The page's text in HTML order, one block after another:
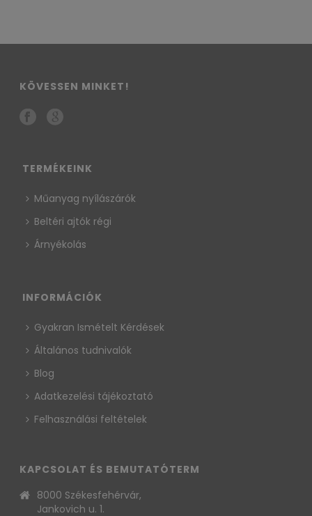
KÖVESSEN MINKET!
TERMÉKEINK
Műanyag nyílászárók
Beltéri ajtók régi
Árnyékolás
INFORMÁCIÓK
Gyakran Ismételt Kérdések
Általános tudnivalók
Blog
Adatkezelési tájékoztató
Felhasználási feltételek
KAPCSOLAT ÉS BEMUTATÓTERM
8000 Székesfehérvár,
Jankovich u. 1.